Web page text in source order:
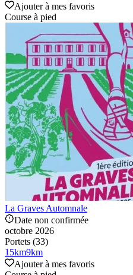
Ajouter à mes favoris
Course à pied
La Graves Automnale
Date non confirmée
octobre 2026
Portets (33)
15km9km
Ajouter à mes favoris